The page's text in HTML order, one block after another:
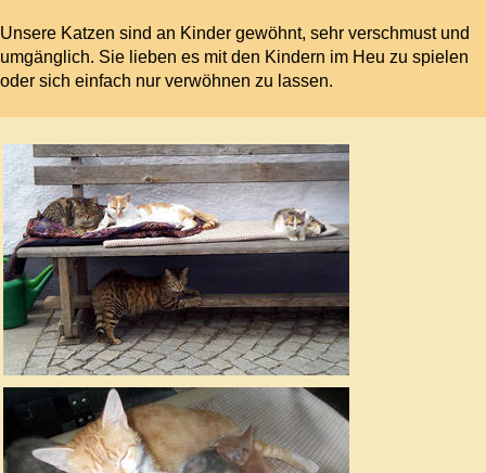
Unsere Katzen sind an Kinder gewöhnt, sehr verschmust und
umgänglich. Sie lieben es mit den Kindern im Heu zu spielen
oder sich einfach nur verwöhnen zu lassen.